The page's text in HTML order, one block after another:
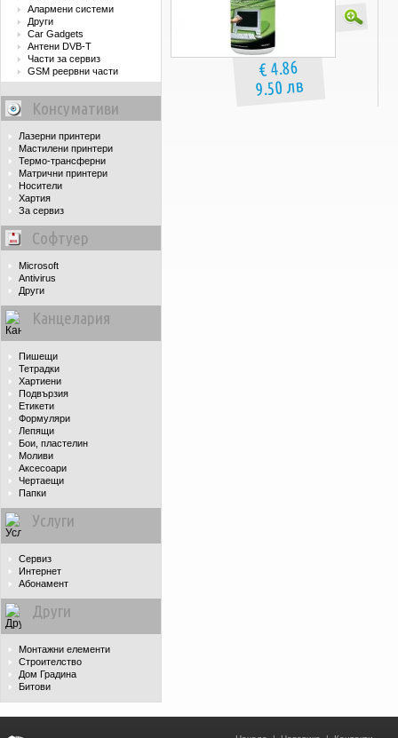
Алармени системи
Други
Car Gadgets
Антени DVB-T
Части за сервиз
GSM реервни части
Консумативи
Лазерни принтери
Мастилени принтери
Термо-трансферни
Матрични принтери
Носители
Хартия
За сервиз
Софтуер
Microsoft
Antivirus
Други
Канцелария
Пишещи
Тетрадки
Хартиени
Подвързия
Етикети
Формуляри
Лепящи
Бои, пластелин
Моливи
Аксесоари
Чертаещи
Папки
Услуги
Сервиз
Интернет
Абонамент
Други
Монтажни елементи
Строителство
Дом Градина
Битови
€ 4.86
9.50 лв